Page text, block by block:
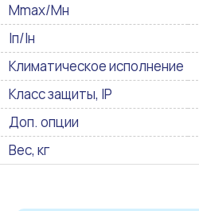
Mmax/Mн
Iп/Iн
Климатическое исполнение
Класс защиты, IP
Доп. опции
Вес, кг